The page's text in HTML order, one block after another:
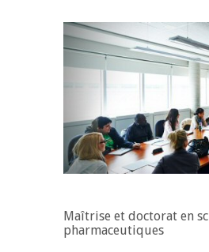
Maîtrise et doctorat en
pharmaceutiques